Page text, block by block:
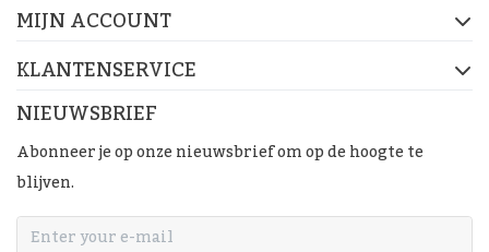
MIJN ACCOUNT
KLANTENSERVICE
NIEUWSBRIEF
Abonneer je op onze nieuwsbrief om op de hoogte te
blijven.